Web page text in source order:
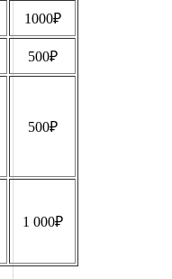
1000₽
500₽
500₽
1 000₽